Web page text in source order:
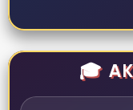
🎓